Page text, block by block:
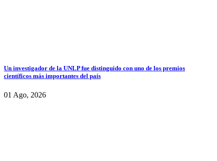
Un investigador de la UNLP fue distinguido con uno de los premios
científicos más importantes del país
01 Ago, 2026